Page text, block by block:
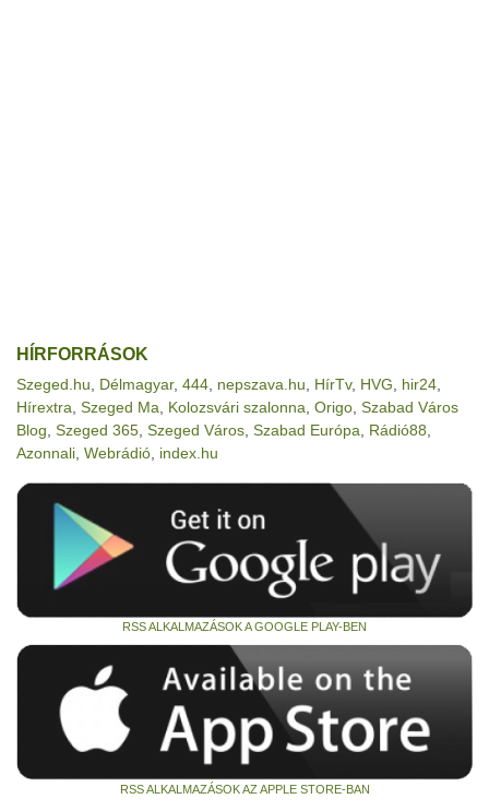
HÍRFORRÁSOK
Szeged.hu Délmagyar, 444 nepszava.hu HírTv, HVG hir24
Hírextra Szeged Ma Kolozsvári szalonna Origo Szabad Város
Blog Szeged 365 Szeged Város Szabad Európa Rádió88
Azonnali Webrádió index.hu
RSS ALKALMAZÁSOK A GOOGLE PLAY-BEN
RSS ALKALMAZÁSOK AZ APPLE STORE-BAN